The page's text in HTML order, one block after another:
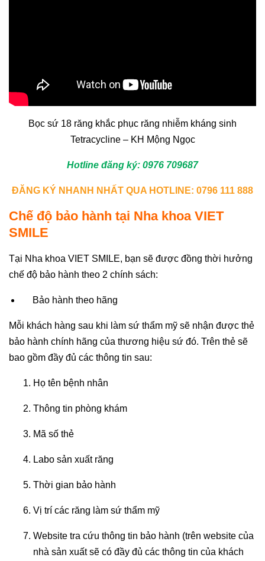
Bọc sứ 18 răng khắc phục răng nhiễm kháng sinh
Tetracycline – KH Mộng Ngọc
Hotline đăng ký: 0976 709687
ĐĂNG KÝ NHANH NHẤT QUA HOTLINE: 0796 111 888
Chế độ bảo hành tại Nha khoa VIET
SMILE
Tại Nha khoa VIET SMILE, bạn sẽ được đồng thời hưởng
chế độ bảo hành theo 2 chính sách:
Bảo hành theo hãng
Mỗi khách hàng sau khi làm sứ thẩm mỹ sẽ nhận được thẻ
bảo hành chính hãng của thương hiệu sứ đó. Trên thẻ sẽ
bao gồm đầy đủ các thông tin sau:
Họ tên bệnh nhân
Thông tin phòng khám
Mã số thẻ
Labo sản xuất răng
Thời gian bảo hành
Vị trí các răng làm sứ thẩm mỹ
Website tra cứu thông tin bảo hành (trên website của
nhà sản xuất sẽ có đầy đủ các thông tin của khách